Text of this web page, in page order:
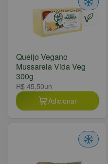
Queijo Vegano
Mussarela Vida Veg
300g
R$ 45,50un
Adicionar